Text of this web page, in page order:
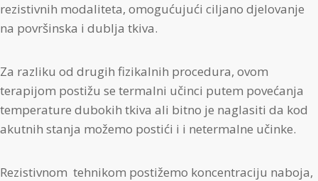
rezistivnih modaliteta, omogućujući ciljano djelovanje
na površinska i dublja tkiva.
Za razliku od drugih fizikalnih procedura, ovom
terapijom postižu se termalni učinci putem povećanja
temperature dubokih tkiva ali bitno je naglasiti da kod
akutnih stanja možemo postići i i netermalne učinke.
Rezistivnom tehnikom postižemo koncentraciju naboja,